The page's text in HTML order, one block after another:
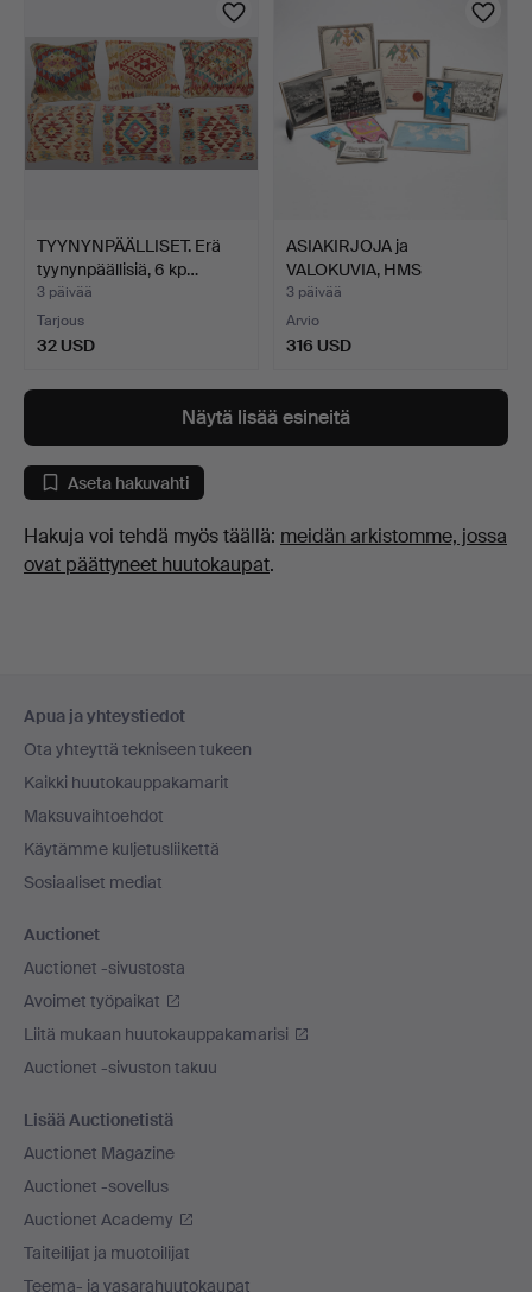
TYYNYNPÄÄLLISET. Erä
tyynynpäällisiä, 6 kp…
3 päivää
Tarjous
32 USD
ASIAKIRJOJA ja
VALOKUVIA, HMS
Älvsnabben.
3 päivää
Arvio
316 USD
Näytä lisää esineitä
Aseta hakuvahti
Hakuja voi tehdä myös täällä: meidän arkistomme, jossa
ovat päättyneet huutokaupat.
Apua ja yhteystiedot
Ota yhteyttä tekniseen tukeen
Kaikki huutokauppakamarit
Maksuvaihtoehdot
Käytämme kuljetusliikettä
Sosiaaliset mediat
Auctionet
Auctionet -sivustosta
Avoimet työpaikat
Liitä mukaan huutokauppakamarisi
Auctionet -sivuston takuu
Lisää Auctionetistä
Auctionet Magazine
Auctionet -sovellus
Auctionet Academy
Taiteilijat ja muotoilijat
Teema- ja vasarahuutokaupat